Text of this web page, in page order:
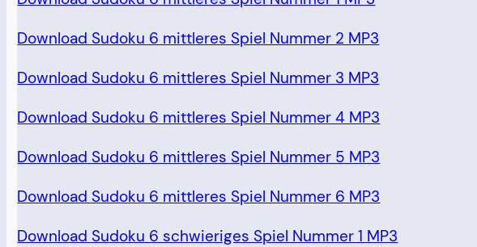
Download Sudoku 6 mittleres Spiel Nummer 2 MP3
Download Sudoku 6 mittleres Spiel Nummer 3 MP3
Download Sudoku 6 mittleres Spiel Nummer 4 MP3
Download Sudoku 6 mittleres Spiel Nummer 5 MP3
Download Sudoku 6 mittleres Spiel Nummer 6 MP3
Download Sudoku 6 schwieriges Spiel Nummer 1 MP3